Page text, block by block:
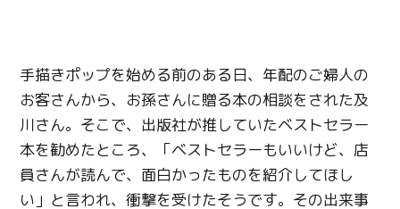
手描きポップを始める前のある日、年配のご婦人の
お客さんから、お孫さんに贈る本の相談をされた及
川さん。そこで、出版社が推していたベストセラー
本を勧めたところ、「ベストセラーもいいけど、店
員さんが読んで、面白かったものを紹介してほし
い」と言われ、衝撃を受けたそうです。その出来事